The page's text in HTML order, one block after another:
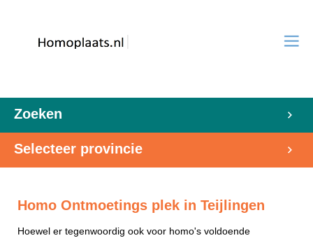
Zoeken
Selecteer provincie
Homo Ontmoetings plek in Teijlingen
Hoewel er tegenwoordig ook voor homo's voldoende